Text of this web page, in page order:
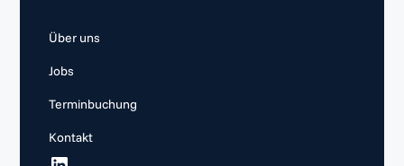
Über uns
Jobs
Terminbuchung
Kontakt